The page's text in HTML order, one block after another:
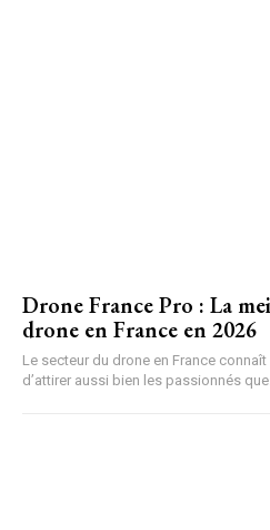
Drone France Pro : La
drone en France en 2026
Le secteur du drone en France
d’attirer aussi bien les passionnés